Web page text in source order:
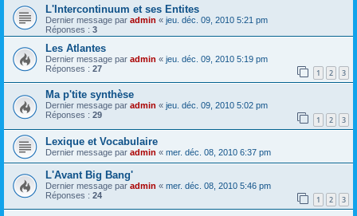
L'Intercontinuum et ses Entites
Dernier message par admin « jeu. déc. 09, 2010 5:21 pm
Réponses : 3
Les Atlantes
Dernier message par admin « jeu. déc. 09, 2010 5:19 pm
Réponses : 27 1 2 3
Ma p'tite synthèse
Dernier message par admin « jeu. déc. 09, 2010 5:02 pm
Réponses : 29 1 2 3
Lexique et Vocabulaire
Dernier message par admin « mer. déc. 08, 2010 6:37 pm
L'Avant Big Bang'
Dernier message par admin « mer. déc. 08, 2010 5:46 pm
Réponses : 24 1 2 3